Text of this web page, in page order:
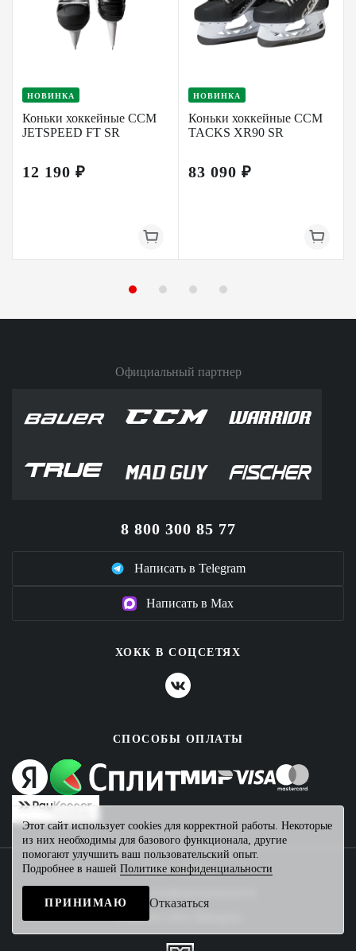
НОВИНКА
Коньки хоккейные CCM
JETSPEED FT SR
12 190 ₽
НОВИНКА
Коньки хоккейные CCM
TACKS XR90 SR
83 090 ₽
Официальный партнер
8 800 300 85 77
Написать в Telegram
Написать в Max
ХОКК В СОЦСЕТЯХ
СПОСОБЫ ОПЛАТЫ
2026 © ХОКК
Создание сайта
Этот сайт использует cookies для корректной работы. Некоторые
из них необходимы для базового функционала, другие
помогают улучшить ваш пользовательский опыт.
Подробнее в нашей Политике конфиденциальности
ПРИНИМАЮ Отказаться